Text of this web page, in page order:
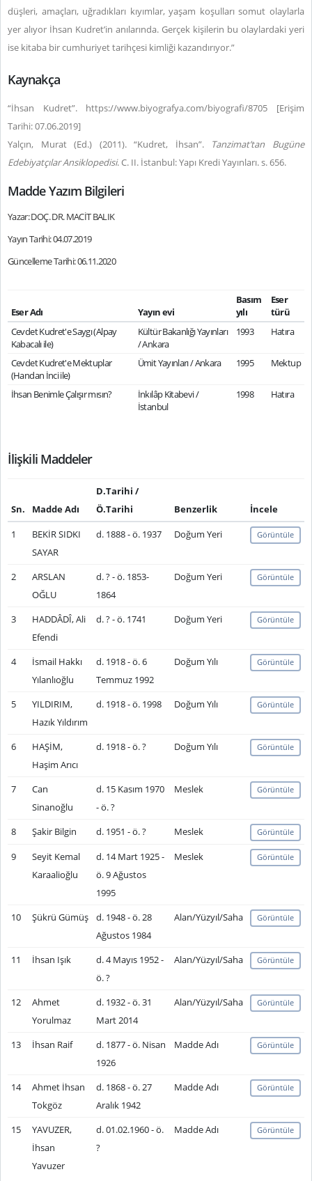
düşleri, amaçları, uğradıkları kıyımlar, yaşam koşulları somut olaylarla
yer alıyor İhsan Kudret’in anılarında. Gerçek kişilerin bu olaylardaki yeri
ise kitaba bir cumhuriyet tarihçesi kimliği kazandırıyor.”
Kaynakça
“İhsan Kudret”. https://www.biyografya.com/biyografi/8705 [Erişim
Tarihi: 07.06.2019]
Yalçın, Murat (Ed.) (2011). “Kudret, İhsan”. Tanzimat’tan Bugüne
Edebiyatçılar Ansiklopedisi. C. II. İstanbul: Yapı Kredi Yayınları. s. 656.
Madde Yazım Bilgileri
Yazar: DOÇ. DR. MACİT BALIK
Yayın Tarihi: 04.07.2019
Güncelleme Tarihi: 06.11.2020
Eser Adı Yayın evi
Basım
yılı
Eser
türü
Cevdet Kudret'e Saygı (Alpay
Kabacalı ile)
Kültür Bakanlığı Yayınları
/ Ankara
1993 Hatıra
Cevdet Kudret'e Mektuplar
(Handan İnci ile)
Ümit Yayınları / Ankara 1995 Mektup
İhsan Benimle Çalışır mısın?
İnkılâp Kitabevi /
İstanbul
1998 Hatıra
İlişkili Maddeler
Sn. Madde Adı
D.Tarihi /
Ö.Tarihi
Benzerlik
İncele
1
BEKİR SIDKI
SAYAR
d. 1888 - ö. 1937 Doğum Yeri Görüntüle
2
ARSLAN
OĞLU
d. ? - ö. 1853-
1864
Doğum Yeri Görüntüle
3
HADDÂDÎ, Ali
Efendi
d. ? - ö. 1741 Doğum Yeri Görüntüle
4
İsmail Hakkı
Yılanlıoğlu
d. 1918 - ö. 6
Temmuz 1992
Doğum Yılı Görüntüle
5
YILDIRIM,
Hazık Yıldırım
d. 1918 - ö. 1998 Doğum Yılı Görüntüle
6
HAŞİM,
Haşim Arıcı
d. 1918 - ö. ? Doğum Yılı Görüntüle
7
Can
Sinanoğlu
d. 15 Kasım 1970
- ö. ?
Meslek Görüntüle
8 Şakir Bilgin d. 1951 - ö. ? Meslek Görüntüle
9
Seyit Kemal
Karaalioğlu
d. 14 Mart 1925 -
ö. 9 Ağustos
1995
Meslek Görüntüle
10 Şükrü Gümüş
d. 1948 - ö. 28
Ağustos 1984
Alan/Yüzyıl/Saha Görüntüle
11 İhsan Işık
d. 4 Mayıs 1952 -
ö. ?
Alan/Yüzyıl/Saha Görüntüle
12
Ahmet
Yorulmaz
d. 1932 - ö. 31
Mart 2014
Alan/Yüzyıl/Saha Görüntüle
13 İhsan Raif
d. 1877 - ö. Nisan
1926
Madde Adı Görüntüle
14
Ahmet İhsan
Tokgöz
d. 1868 - ö. 27
Aralık 1942
Madde Adı Görüntüle
15
YAVUZER,
İhsan
Yavuzer
d. 01.02.1960 - ö.
?
Madde Adı Görüntüle